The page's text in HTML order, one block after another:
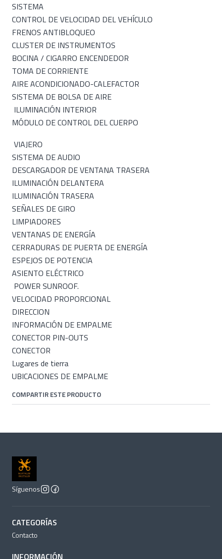
SISTEMA
CONTROL DE VELOCIDAD DEL VEHÍCULO
FRENOS ANTIBLOQUEO
CLUSTER DE INSTRUMENTOS
BOCINA / CIGARRO ENCENDEDOR
TOMA DE CORRIENTE
AIRE ACONDICIONADO-CALEFACTOR
SISTEMA DE BOLSA DE AIRE
ILUMINACIÓN INTERIOR
MÓDULO DE CONTROL DEL CUERPO
VIAJERO
SISTEMA DE AUDIO
DESCARGADOR DE VENTANA TRASERA
ILUMINACIÓN DELANTERA
ILUMINACIÓN TRASERA
SEÑALES DE GIRO
LIMPIADORES
VENTANAS DE ENERGÍA
CERRADURAS DE PUERTA DE ENERGÍA
ESPEJOS DE POTENCIA
ASIENTO ELÉCTRICO
POWER SUNROOF.
VELOCIDAD PROPORCIONAL
DIRECCION
INFORMACIÓN DE EMPALME
CONECTOR PIN-OUTS
CONECTOR
Lugares de tierra
UBICACIONES DE EMPALME
COMPARTIR ESTE PRODUCTO
Síguenos
CATEGORÍAS
Contacto